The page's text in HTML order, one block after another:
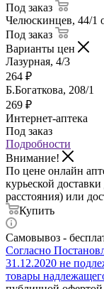
Под заказ
Челюскинцев, 44/1
Под заказ
Варианты цен
Лазурная, 4/3
264 ₽
Б.Богаткова, 208/1
269 ₽
Интернет-аптека
Под заказ
Подробности
Внимание!
По цене онлайн
курьеской
расстояния) или
Купить
Самовывоз -
Согласно
31.12.2020 не
товары